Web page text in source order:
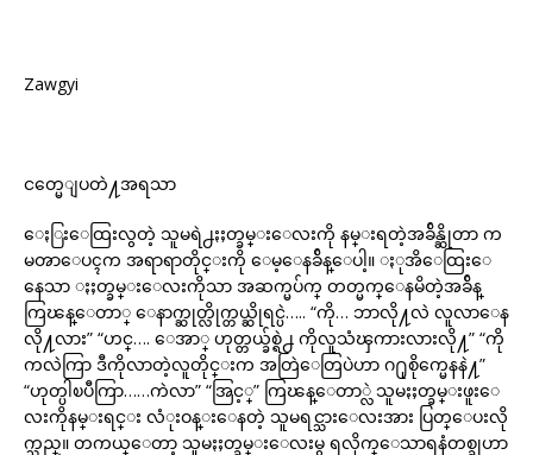
Zawgyi
ငတ္မေျပတဲ႔အရသာ
ေႏြးေထြးလွတဲ့ သူမရဲ႕ႏႈတ္ခမ္းေလးကို နမ္းရတဲ့အခ်ိန္ဆိုတာ က
မၻာေပၚက အရာရာတိုင္းကို ေမ့ေနခ်ိန္ေပါ့။ ႏုအိေထြးေ
နေသာ ႏႈတ္ခမ္းေလးကိုသာ အဆက္မပ်က္ တတ္မက္ေနမိတဲ့အခ်ိန္
ကြၽန္ေတာ္ ေနာက္ဆုတ္လိုက္တယ္ဆိုရင္ပဲ….. “ကို… ဘာလို႔လဲ လူလာေန
လို႔လား” “ဟင္…. ေအာ္ ဟုတ္တယ္ခ်စ္ရဲ႕ ကိုလူသံၾကားလားလို႔” “ကို
ကလဲကြာ ဒီကိုလာတဲ့လူတိုင္းက အတြဲေတြပဲဟာ ဂ႐ုစိုက္မေနနဲ႔”
“ဟုတ္ပါၿပီကြာ……ကဲလာ” “အြင့္” ကြၽန္ေတာ္လဲ သူမႏႈတ္ခမ္းဖူးေ
လးကိုနမ္းရင္း လံုးဝန္းေနတဲ့ သူမရင္သားေလးအား ပြတ္ေပးလို
က္သည္။ တကယ္ေတာ့ သူမႏႈတ္ခမ္းေလးမွ ရလိုက္ေသာရနံတစ္ခုဟာ